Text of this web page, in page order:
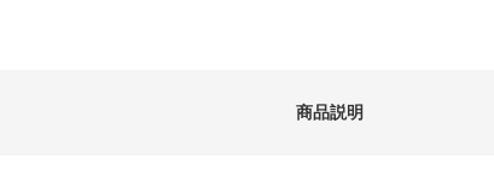
商品説明